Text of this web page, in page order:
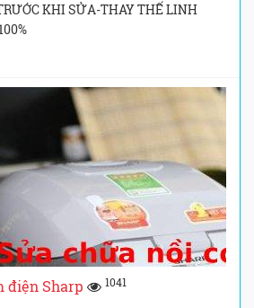
KHI SỬA-THAY THẾ LINH
điện Sharp 1041